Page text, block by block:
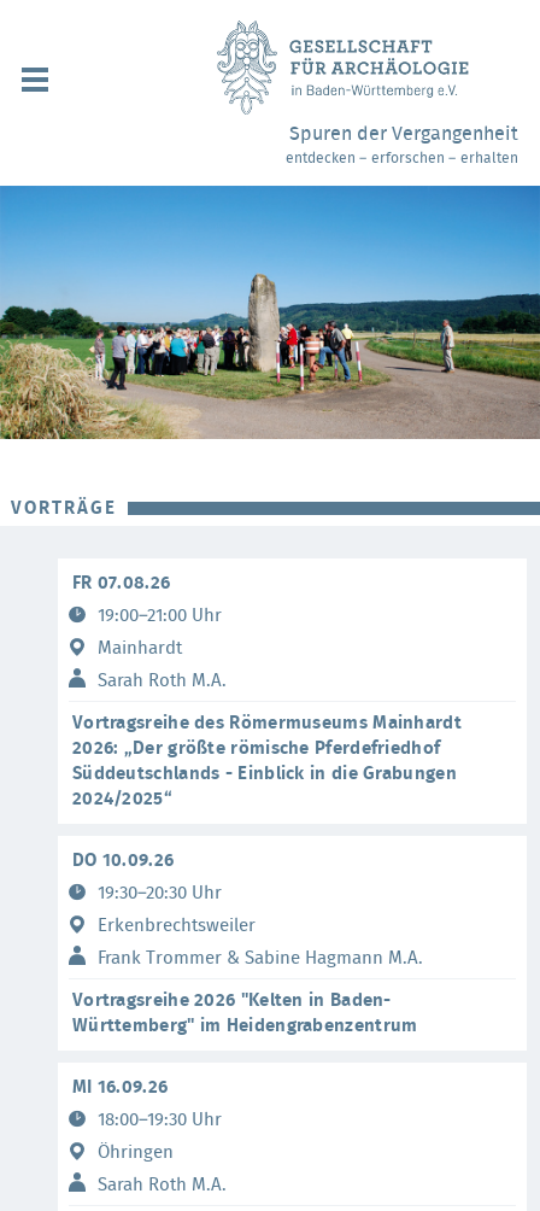
Über uns / Mitgliedschaft
Archäologiemuseen
Webshop
Kontakt
Spuren der Vergangenheit
entdecken – erforschen – erhalten
VORTRÄGE
FR 07.08.26
19:00–21:00 Uhr
Mainhardt
Sarah Roth M.A.
Vortragsreihe des Römermuseums Mainhardt
2026: „Der größte römische Pferdefriedhof
Süddeutschlands - Einblick in die Grabungen
2024/2025“
DO 10.09.26
19:30–20:30 Uhr
Erkenbrechtsweiler
Frank Trommer & Sabine Hagmann M.A.
Vortragsreihe 2026 "Kelten in Baden-
Württemberg" im Heidengrabenzentrum
MI 16.09.26
18:00–19:30 Uhr
Öhringen
Sarah Roth M.A.